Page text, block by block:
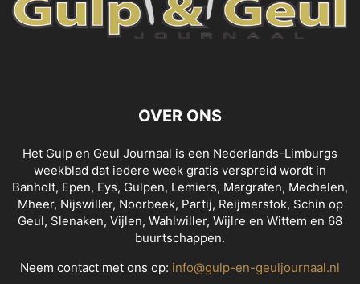
OVER ONS
Het Gulp en Geul Journaal is een Nederlands-Limburgs
weekblad dat iedere week gratis verspreid wordt in
Banholt, Epen, Eys, Gulpen, Lemiers, Margraten, Mechelen,
Mheer, Nijswiller, Noorbeek, Partij, Reijmerstok, Schin op
Geul, Slenaken, Vijlen, Wahlwiller, Wijlre en Wittem en 68
buurtschappen.
Neem contact met ons op: info@gulp-en-geuljournaal.nl